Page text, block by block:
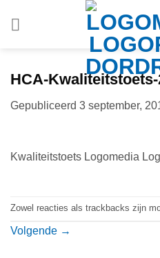
HCA-Kwaliteitstoets-
Gepubliceerd 3 september,
Kwaliteitstoets Logomedia
Zowel reacties als trackbacks zijn
Volgende →